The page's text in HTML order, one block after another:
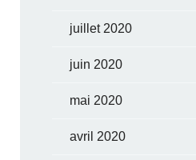
juillet 2020
juin 2020
mai 2020
avril 2020